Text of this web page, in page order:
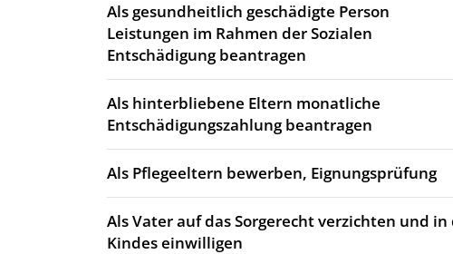
Als gesundheitlich geschädigte Person
Leistungen im Rahmen der Sozialen
Entschädigung beantragen
Als hinterbliebene Eltern monatliche
Entschädigungszahlung beantragen
Als Pflegeeltern bewerben, Eignungsprüfung
Als Vater auf das Sorgerecht verzichten und
Kindes einwilligen